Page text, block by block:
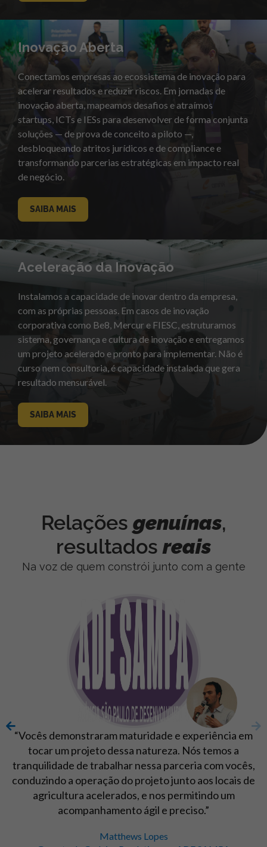
Inovação Aberta
Conectamos empresas ao ecossistema de inovação para
acelerar resultados e reduzir riscos. Em jornadas de
inovação aberta, mapeamos desafios e atraímos
startups, ICTs e IESs para desenvolver de forma conjunta
soluções — de prova de conceito a piloto —,
desbloqueando atritos jurídicos e de compliance e
transformando parcerias estratégicas em impacto real
de negócio.
SAIBA MAIS
Aceleração da Inovação
Instalamos a capacidade de inovar dentro da empresa,
com as próprias pessoas. Em casos de inovação
corporativa como Be8, Mercur e FIESC, estruturamos
sistema, governança e cultura de inovação e entregamos
um projeto acelerado e pronto para implementar. Não é
curso nem consultoria, é capacidade instalada que gera
resultado mensurável.
SAIBA MAIS
Relações genuínas,
resultados reais
Na voz de quem constrói junto com a gente
"Entusiasmo, flexibilidade, agilidade, vontade de
sempre fazer melhor, empatia, contribuição, energia,
foco e parcerias. Isso é trabalhar com a Semente
Negócios."
Marina Barbieri
Catarina